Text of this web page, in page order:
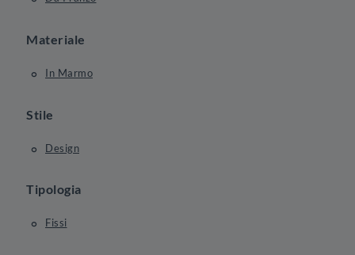
Materiale
In Marmo
Stile
Design
Tipologia
Fissi